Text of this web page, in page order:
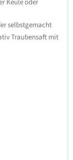
Keule oder
selbstgemacht
Traubensaft mit